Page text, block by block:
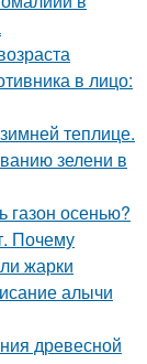
в лицо:
теплице.
зелени в
газон осенью?
Почему
жарки
алычи
древесной